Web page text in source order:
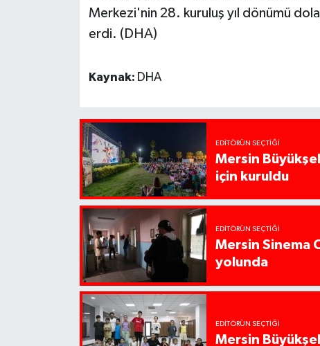
Merkezi'nin 28. kuruluş yıl dönümü
erdi. (DHA)
Kaynak: DHA
EDITÖRÜN SEÇTIĞI
Mersin
için kuruldu
EDITÖRÜN SEÇTIĞI
Mersin Sinema
yolunda
EDITÖRÜN SEÇTIĞI
Mersin